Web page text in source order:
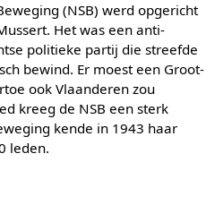
(NSB) werd opgericht
Het was een anti-
politieke partij die streefde
bewind. Er moest een Groot-
ook Vlaanderen zou
kreeg de NSB een sterk
kende in 1943 haar
leden.